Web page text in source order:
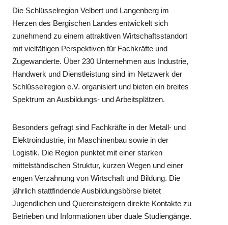
Die Schlüsselregion Velbert und Langenberg im
Herzen des Bergischen Landes entwickelt sich
zunehmend zu einem attraktiven Wirtschaftsstandort
mit vielfältigen Perspektiven für Fachkräfte und
Zugewanderte. Über 230 Unternehmen aus Industrie,
Handwerk und Dienstleistung sind im Netzwerk der
Schlüsselregion e.V. organisiert und bieten ein breites
Spektrum an Ausbildungs- und Arbeitsplätzen.
Besonders gefragt sind Fachkräfte in der Metall- und
Elektroindustrie, im Maschinenbau sowie in der
Logistik. Die Region punktet mit einer starken
mittelständischen Struktur, kurzen Wegen und einer
engen Verzahnung von Wirtschaft und Bildung. Die
jährlich stattfindende Ausbildungsbörse bietet
Jugendlichen und Quereinsteigern direkte Kontakte zu
Betrieben und Informationen über duale Studiengänge.